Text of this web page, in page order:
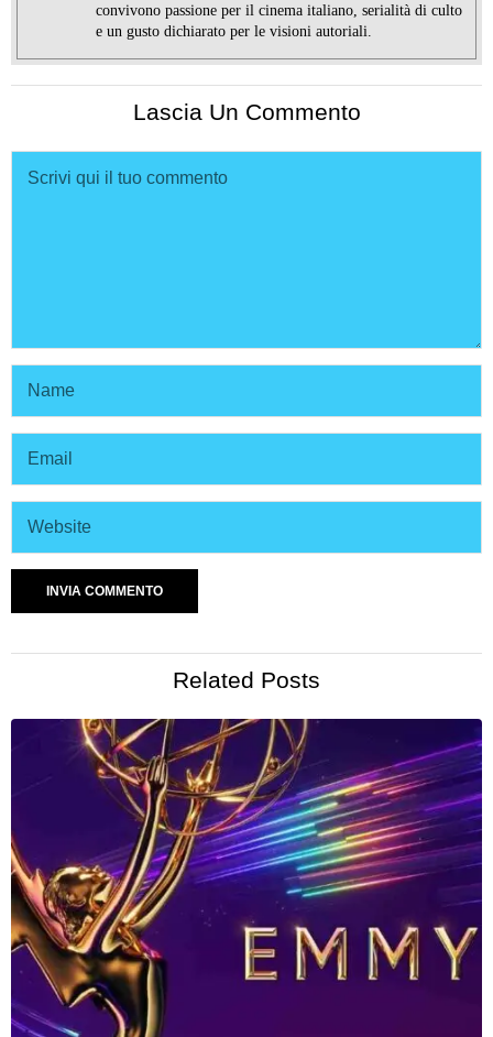
convivono passione per il cinema italiano, serialità di culto
e un gusto dichiarato per le visioni autoriali.
Lascia Un Commento
Related Posts